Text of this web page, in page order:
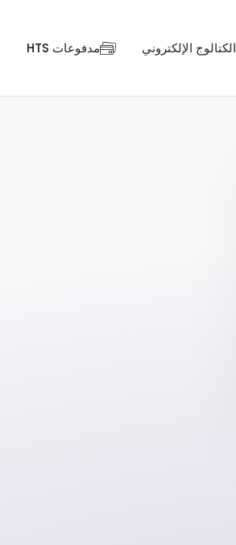
الكتالوج الإلكتروني مدفوعات HTS